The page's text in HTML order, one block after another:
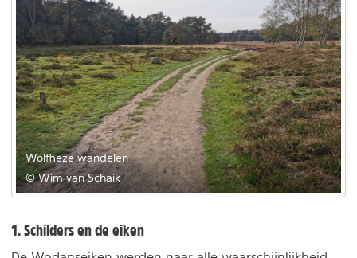
Wolfheze wandelen
© Wim van Schaik
1. Schilders en de eiken